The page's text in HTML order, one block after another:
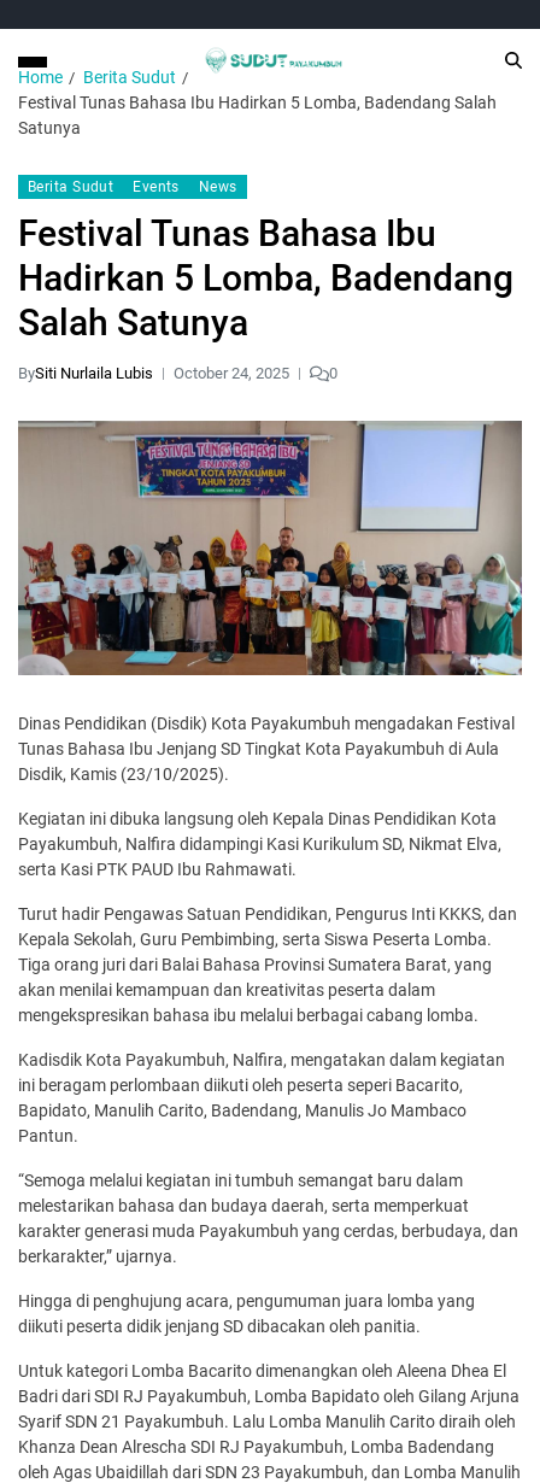
Home
Berita Sudut
Festival Tunas Bahasa Ibu Hadirkan 5 Lomba, Badendang Salah
Satunya
Berita Sudut Events News
Festival Tunas Bahasa Ibu
Hadirkan 5 Lomba, Badendang
Salah Satunya
BySiti Nurlaila Lubis October 24, 2025 0
Dinas Pendidikan (Disdik) Kota Payakumbuh mengadakan Festival
Tunas Bahasa Ibu Jenjang SD Tingkat Kota Payakumbuh di Aula
Disdik, Kamis (23/10/2025).
Kegiatan ini dibuka langsung oleh Kepala Dinas Pendidikan Kota
Payakumbuh, Nalfira didampingi Kasi Kurikulum SD, Nikmat Elva,
serta Kasi PTK PAUD Ibu Rahmawati.
Turut hadir Pengawas Satuan Pendidikan, Pengurus Inti KKKS, dan
Kepala Sekolah, Guru Pembimbing, serta Siswa Peserta Lomba.
Tiga orang juri dari Balai Bahasa Provinsi Sumatera Barat, yang
akan menilai kemampuan dan kreativitas peserta dalam
mengekspresikan bahasa ibu melalui berbagai cabang lomba.
Kadisdik Kota Payakumbuh, Nalfira, mengatakan dalam kegiatan
ini beragam perlombaan diikuti oleh peserta seperi Bacarito,
Bapidato, Manulih Carito, Badendang, Manulis Jo Mambaco
Pantun.
“Semoga melalui kegiatan ini tumbuh semangat baru dalam
melestarikan bahasa dan budaya daerah, serta memperkuat
karakter generasi muda Payakumbuh yang cerdas, berbudaya, dan
berkarakter,” ujarnya.
Hingga di penghujung acara, pengumuman juara lomba yang
diikuti peserta didik jenjang SD dibacakan oleh panitia.
Untuk kategori Lomba Bacarito dimenangkan oleh Aleena Dhea El
Badri dari SDI RJ Payakumbuh, Lomba Bapidato oleh Gilang Arjuna
Syarif SDN 21 Payakumbuh. Lalu Lomba Manulih Carito diraih oleh
Khanza Dean Alrescha SDI RJ Payakumbuh, Lomba Badendang
oleh Agas Ubaidillah dari SDN 23 Payakumbuh, dan Lomba Manulih